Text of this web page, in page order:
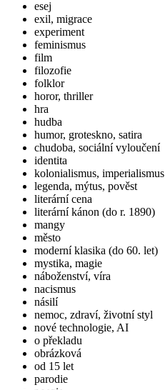
esej
exil, migrace
experiment
feminismus
film
filozofie
folklor
horor, thriller
hra
hudba
humor, groteskno, satira
chudoba, sociální vyloučení
identita
kolonialismus, imperialismus
legenda, mýtus, pověst
literární cena
literární kánon (do r. 1890)
mangy
město
moderní klasika (do 60. let)
mystika, magie
náboženství, víra
nacismus
násilí
nemoc, zdraví, životní styl
nové technologie, AI
o překladu
obrázková
od 15 let
parodie